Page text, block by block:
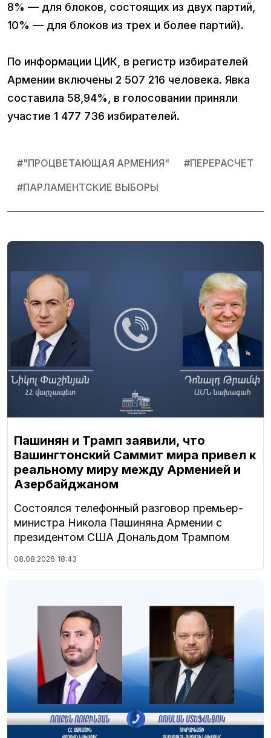
8% — для блоков, состоящих из двух партий,
10% — для блоков из трех и более партий).
По информации ЦИК, в регистр избирателей
Армении включены 2 507 216 человека. Явка
составила 58,94%, в голосовании приняли
участие 1 477 736 избирателей.
#"ПРОЦВЕТАЮЩАЯ АРМЕНИЯ" #ПЕРЕРАСЧЕТ
#ПАРЛАМЕНТСКИЕ ВЫБОРЫ
Пашинян и Трамп заявили, что
Вашингтонский Саммит мира привел к
реальному миру между Арменией и
Азербайджаном
Состоялся телефонный разговор премьер-
министра Никола Пашиняна Армении с
президентом США Дональдом Трампом
08.08.2026 18:43